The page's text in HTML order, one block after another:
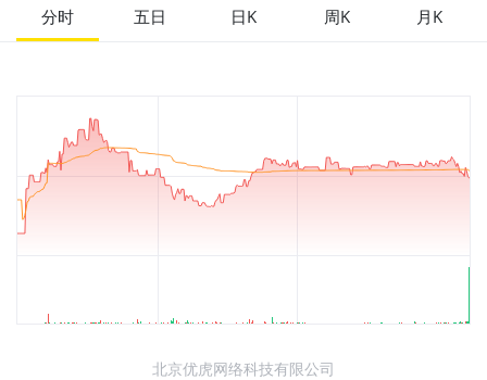
52周最高
8,618.28 市盈率
16.50
股息
分时 五日 日K 周K 月K
北京优虎网络科技有限公司